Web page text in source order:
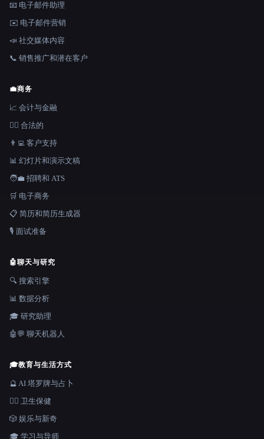
📧 电子邮件助理
✉️ 电子邮件营销
📣 社交媒体内容
📞 销售推广和潜在客户
💼商务
📈 会计与金融
👩‍⚖️ 合法的
👨‍💻 客户支持
📊 幻灯片和演示文稿
🧑‍💼 招聘和 ATS
🛒 电子商务
📋 简历和简历生成器
🎙️ 面试准备
🤖聊天与研究
🔍 搜索引擎
📊 数据分析
🎓 研究助理
🤖💬 聊天机器人
🎓教育与生活方式
🔮 AI 塔罗牌与占卜
👩‍⚕️ 卫生保健
🎲 娱乐与新奇
🎓 学习与导师